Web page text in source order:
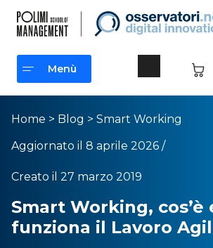
Menù
Menù
Home > Blog > Smart Working
Aggiornato il 8 aprile 2026 /
Creato il 27 marzo 2019
Smart Working, cos’è
funziona il Lavoro